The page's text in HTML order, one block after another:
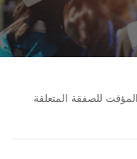
للصفقة المتعلقة